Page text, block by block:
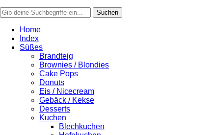
Home
Index
Süßes
Brandteig
Brownies / Blondies
Cake Pops
Donuts
Eis / Nicecream
Gebäck / Kekse
Desserts
Kuchen
Blechkuchen